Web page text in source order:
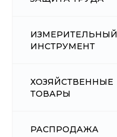
ИЗМЕРИТЕЛЬНЫЙ
ИНСТРУМЕНТ
ХОЗЯЙСТВЕННЫЕ
ТОВАРЫ
РАСПРОДАЖА